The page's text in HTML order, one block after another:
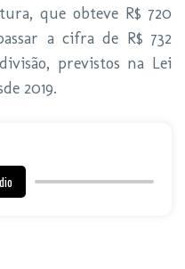
que obteve R$ 720
a cifra de R$ 732
previstos na Lei
2019.